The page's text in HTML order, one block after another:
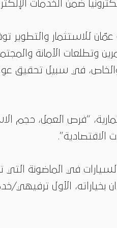
ضمن الخدمات
للاستثمار والتطوير
وتطلعات الأمانة
في سبيل تحقيق
“فرص العمل، حجم
الاقتصادية”.
في الماضونة التي
الأول ترفيهي/